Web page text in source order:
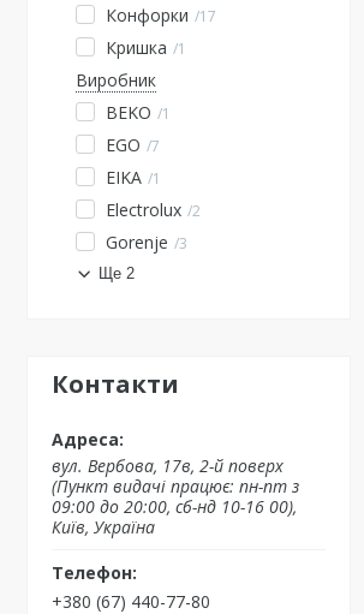
Конфорки
17
Кришка 1
Виробник
BEKO
1
EGO 7
EIKA 1
Electrolux 2
Gorenje 3
Ще 2
Контакти
вул. Вербова, 17в, 2-й поверх
(Пункт видачі працює: пн-пт з
09:00 до 20:00, сб-нд 10-16 00),
Київ, Україна
+380 (67) 440-77-80